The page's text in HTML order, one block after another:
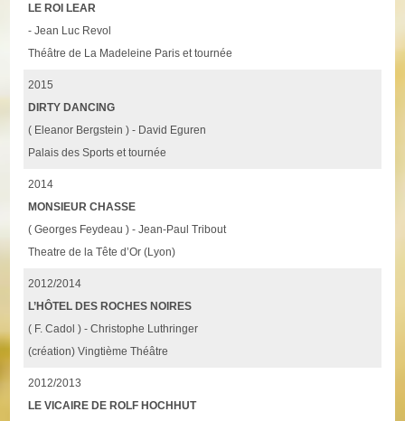
LE ROI LEAR
- Jean Luc Revol
Théâtre de La Madeleine Paris et tournée
2015
DIRTY DANCING
( Eleanor Bergstein ) - David Eguren
Palais des Sports et tournée
2014
MONSIEUR CHASSE
( Georges Feydeau ) - Jean-Paul Tribout
Theatre de la Tête d’Or (Lyon)
2012/2014
L’HÔTEL DES ROCHES NOIRES
( F. Cadol ) - Christophe Luthringer
(création) Vingtième Théâtre
2012/2013
LE VICAIRE DE ROLF HOCHHUT